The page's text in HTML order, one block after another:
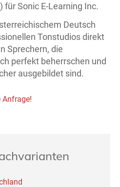
für Sonic E-Learning Inc.
Deutsch
Tonstudios direkt
Sprechern, die
perfekt beherrschen und
ausgebildet sind.
Anfrage!